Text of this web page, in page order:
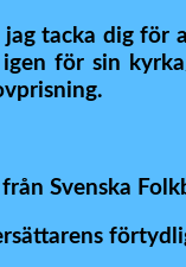
tacka dig för
för sin
Svenska